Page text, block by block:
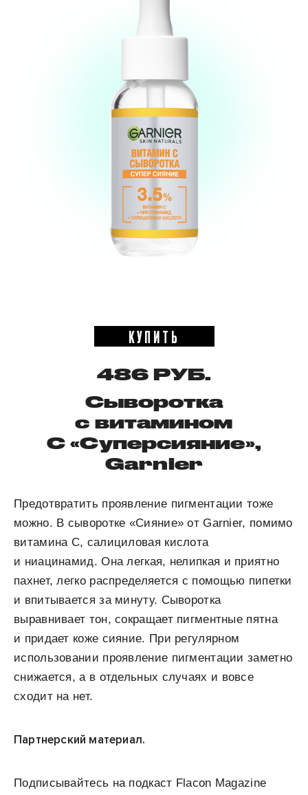
КУПИТЬ
486 РУБ.
Сыворотка
с витамином
С «Суперсияние»,
Garnier
Предотвратить проявление пигментации тоже
можно. В сыворотке «Сияние» от Garnier, помимо
витамина C, салициловая кислота
и ниацинамид. Она легкая, нелипкая и приятно
пахнет, легко распределяется с помощью пипетки
и впитывается за минуту. Сыворотка
выравнивает тон, сокращает пигментные пятна
и придает коже сияние. При регулярном
использовании проявление пигментации заметно
снижается, а в отдельных случаях и вовсе
сходит на нет.
Партнерский материал.
Подписывайтесь на подкаст Flacon Magazine